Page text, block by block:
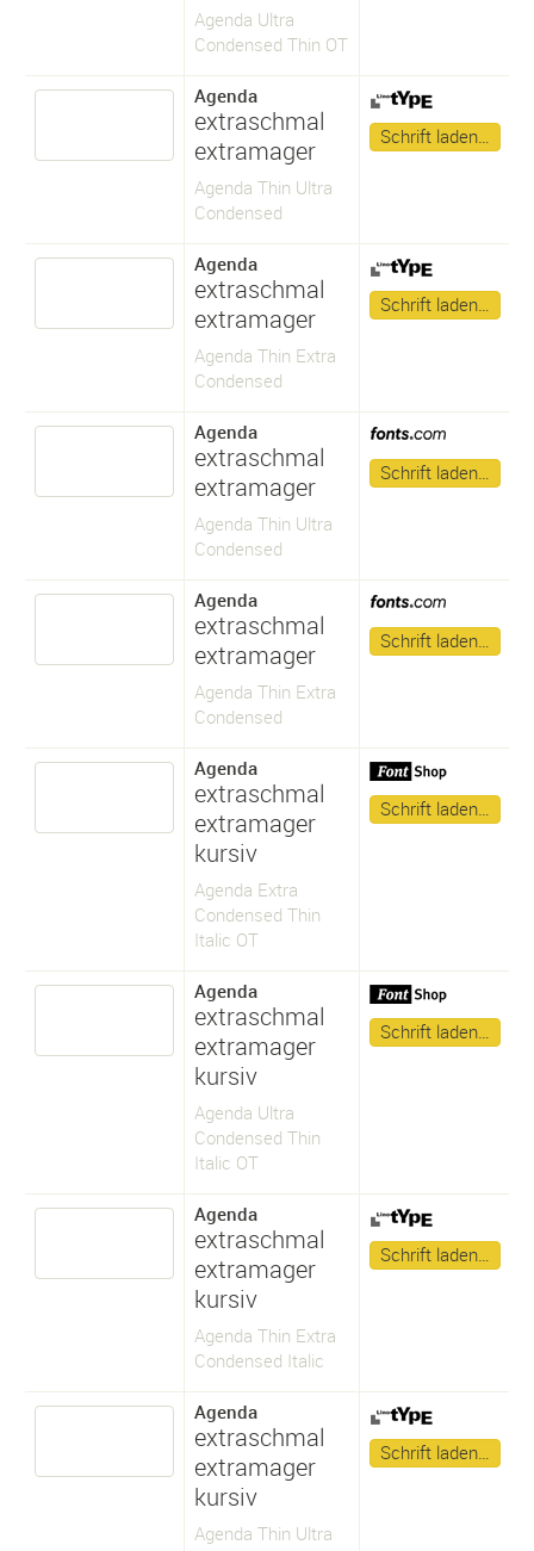
Agenda Ultra
Condensed Thin OT
Agenda
extraschmal
extramager
Agenda Thin Ultra
Condensed
Schrift laden…
Agenda
extraschmal
extramager
Agenda Thin Extra
Condensed
Schrift laden…
Agenda
extraschmal
extramager
Agenda Thin Ultra
Condensed
Schrift laden…
Agenda
extraschmal
extramager
Agenda Thin Extra
Condensed
Schrift laden…
Agenda
extraschmal
extramager
kursiv
Agenda Extra
Condensed Thin
Italic OT
Schrift laden…
Agenda
extraschmal
extramager
kursiv
Agenda Ultra
Condensed Thin
Italic OT
Schrift laden…
Agenda
extraschmal
extramager
kursiv
Agenda Thin Extra
Condensed Italic
Schrift laden…
Agenda
extraschmal
extramager
kursiv
Agenda Thin Ultra
Schrift laden…